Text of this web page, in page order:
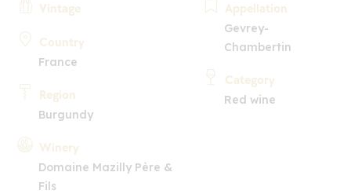
Vintage
Country
France
Region
Burgundy
Winery
Domaine Mazilly Père &
Fils
Appellation
Gevrey-
Chambertin
Category
Red wine